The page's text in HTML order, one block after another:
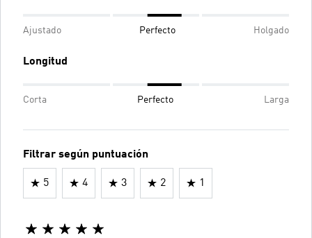
Ajustado Perfecto Holgado
Longitud
Corta Perfecto Larga
Filtrar según puntuación
5 4 3 2 1